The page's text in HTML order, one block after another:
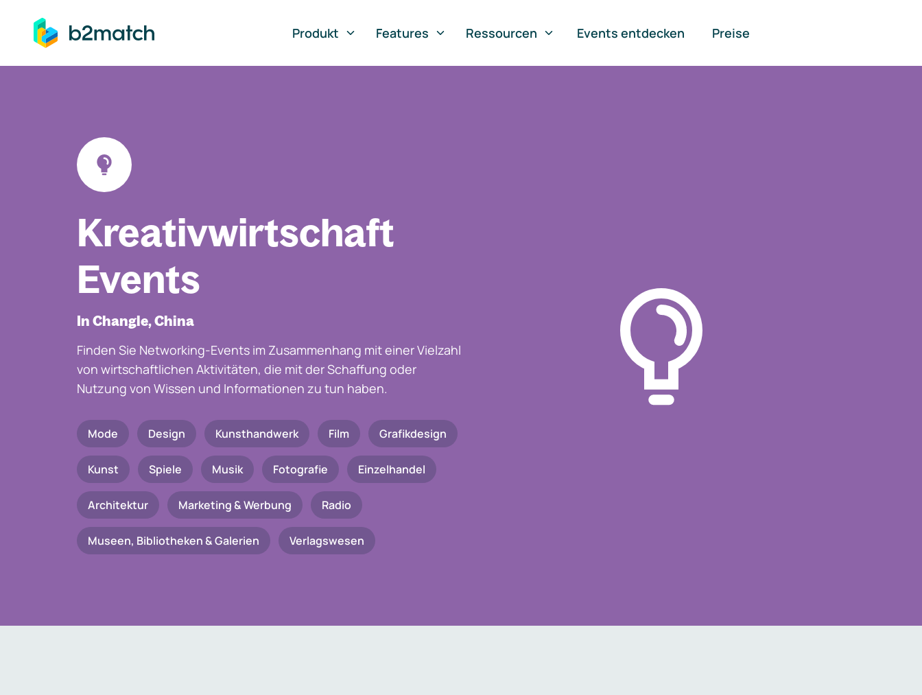
springen
Produkt
Features Ressourcen Events entdecken Preise
Kreativwirtschaft
Events
In Changle, China
Finden Sie Networking-Events im Zusammenhang mit einer Vielzahl
von wirtschaftlichen Aktivitäten, die mit der Schaffung oder
Nutzung von Wissen und Informationen zu tun haben.
Mode Design Kunsthandwerk Film Grafikdesign
Kunst Spiele Musik Fotografie Einzelhandel
Architektur Marketing & Werbung Radio
Museen, Bibliotheken & Galerien Verlagswesen